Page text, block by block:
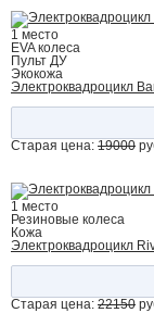
1 место
EVA колеса
Пульт ДУ
Экокожа
Электроквадроцикл
Старая цена: 19000
1 место
Резиновые колеса
Кожа
Электроквадроцикл
Старая цена: 22150